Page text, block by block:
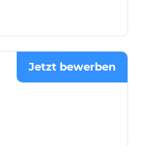
Jetzt bewerben